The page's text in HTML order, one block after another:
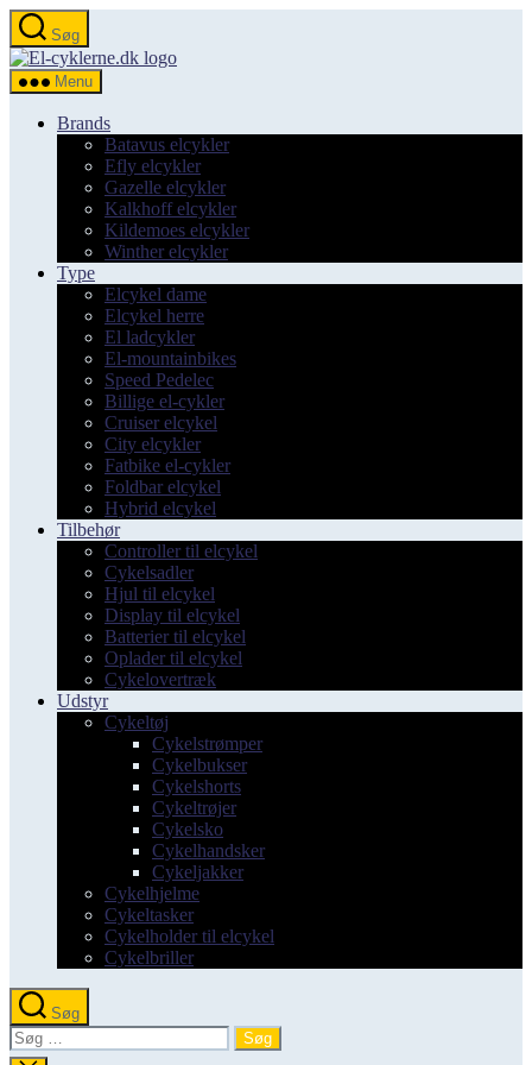
Spring
til
indholdet
Søg
el-
Menu
Brands
Batavus elcykler
Efly elcykler
Gazelle elcykler
Kalkhoff elcykler
Kildemoes elcykler
Winther elcykler
Type
Elcykel dame
Elcykel herre
El ladcykler
El-mountainbikes
Speed Pedelec
Billige el-cykler
Cruiser elcykel
City elcykler
Fatbike el-cykler
Foldbar elcykel
Hybrid elcykel
Tilbehør
Controller til elcykel
Cykelsadler
Hjul til elcykel
Display til elcykel
Batterier til elcykel
Oplader til elcykel
Cykelovertræk
Udstyr
Cykeltøj
Cykelstrømper
Cykelbukser
Cykelshorts
Cykeltrøjer
Cykelsko
Cykelhandsker
Cykeljakker
Cykelhjelme
Cykeltasker
Cykelholder til elcykel
Cykelbriller
Søg
Søg
efter: